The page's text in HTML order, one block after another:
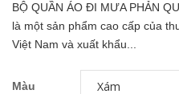
BỘ QUẦN ÁO ĐI MƯA PHẢN
là một sản phẩm cao cấp của
Việt Nam và xuất khẩu...
Màu